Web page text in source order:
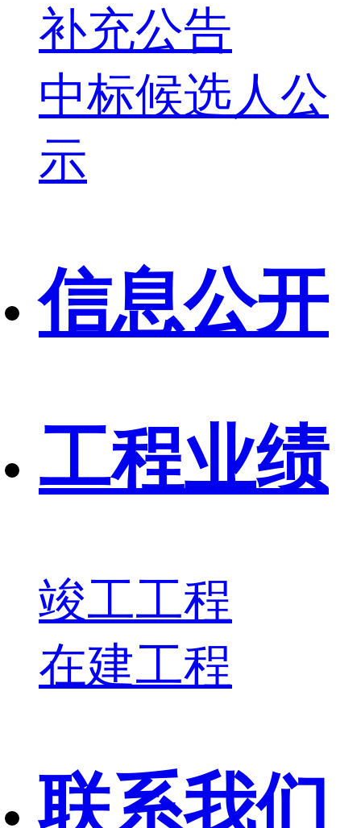
补充公告
中标候选人公
示
信息公开
工程业绩
竣工工程
在建工程
联系我们